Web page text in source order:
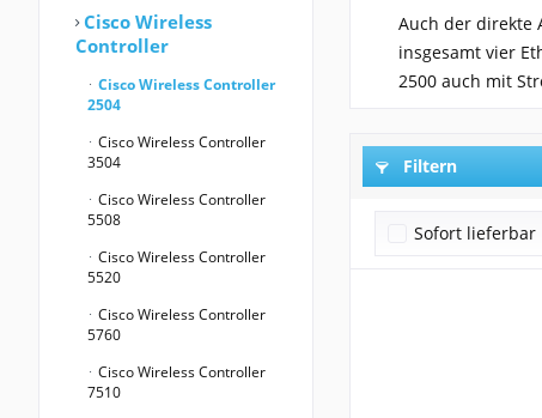
Cisco Wireless
Controller
Cisco Wireless Controller
2504
Cisco Wireless Controller
3504
Cisco Wireless Controller
5508
Cisco Wireless Controller
5520
Cisco Wireless Controller
5760
Cisco Wireless Controller
7510
Auch der direkte
insgesamt vier
2500 auch mit
Filtern
Sofort lieferbar